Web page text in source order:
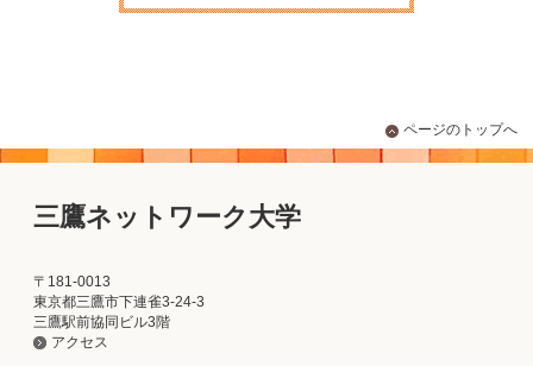
ページのトップへ
三鷹ネットワーク大学
〒181-0013
東京都三鷹市下連雀3-24-3
三鷹駅前協同ビル3階
アクセス